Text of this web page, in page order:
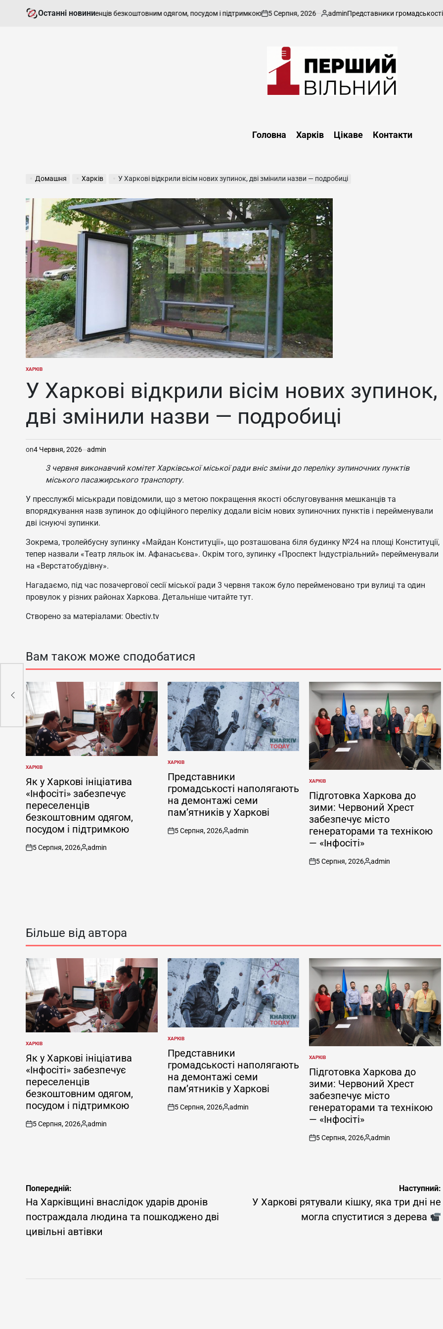
Останні новини
забезпечує переселенців безкоштовним одягом, посудом і підтримкою
on
5 Серпня, 2026
Опубліковано
admin Представники громадськості
харківський,
області
Головна Харків Цікаве Контакти
Домашня Харків У Харкові відкрили вісім нових зупинок, дві змінили назви — подробиці
ОПУБЛІКУВАТИ
ХАРКІВ
У Харкові відкрили вісім нових зупинок,
дві змінили назви — подробиці
on4 Червня, 2026 admin
3 червня виконавчий комітет Харківської міської ради вніс зміни до переліку зупиночних пунктів
міського пасажирського транспорту.
У пресслужбі міськради повідомили, що з метою покращення якості обслуговування мешканців та
впорядкування назв зупинок до офіційного переліку додали вісім нових зупиночних пунктів і перейменували
дві існуючі зупинки.
Зокрема, тролейбусну зупинку «Майдан Конституції», що розташована біля будинку №24 на площі Конституції,
тепер назвали «Театр ляльок ім. Афанасьєва». Окрім того, зупинку «Проспект Індустріальний» перейменували
на «Верстатобудівну».
Нагадаємо, під час позачергової сесії міської ради 3 червня також було перейменовано три вулиці та один
провулок у різних районах Харкова. Детальніше читайте тут.
Створено за матеріалами: Obectiv.tv
Вам також може сподобатися
ОПУБЛІКУВАТИ
У
ХАРКІВ
Як у Харкові ініціатива
«Інфосіті» забезпечує
переселенців
безкоштовним одягом,
посудом і підтримкою
on
5 Серпня, 2026
Опубліковано
admin
ОПУБЛІКУВАТИ
У
ХАРКІВ
Представники
громадськості наполягають
на демонтажі семи
пам’ятників у Харкові
on
5 Серпня, 2026
Опубліковано
admin
ОПУБЛІКУВАТИ
У
ХАРКІВ
Підготовка Харкова до
зими: Червоний Хрест
забезпечує місто
генераторами та технікою
— «Інфосіті»
on
5 Серпня, 2026
Опубліковано
admin
Більше від автора
ОПУБЛІКУВАТИ
У
ХАРКІВ
Як у Харкові ініціатива
«Інфосіті» забезпечує
переселенців
безкоштовним одягом,
посудом і підтримкою
on
5 Серпня, 2026
Опубліковано
admin
ОПУБЛІКУВАТИ
У
ХАРКІВ
Представники
громадськості наполягають
на демонтажі семи
пам’ятників у Харкові
on
5 Серпня, 2026
Опубліковано
admin
ОПУБЛІКУВАТИ
У
ХАРКІВ
Підготовка Харкова до
зими: Червоний Хрест
забезпечує місто
генераторами та технікою
— «Інфосіті»
on
5 Серпня, 2026
Опубліковано
admin
Навігація
записів
Попередній:
На Харківщині внаслідок ударів дронів
постраждала людина та пошкоджено дві
цивільні автівки
Наступний:
У Харкові рятували кішку, яка три дні не
могла спуститися з дерева